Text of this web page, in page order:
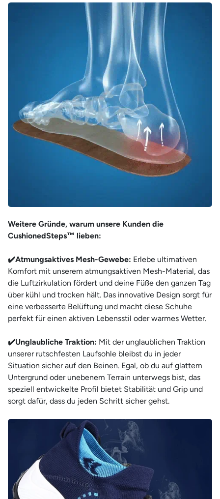
Weitere Gründe, warum unsere Kunden die
CushionedSteps™ lieben:
✔️Atmungsaktives Mesh-Gewebe: Erlebe ultimativen
Komfort mit unserem atmungsaktiven Mesh-Material, das
die Luftzirkulation fördert und deine Füße den ganzen Tag
über kühl und trocken hält. Das innovative Design sorgt für
eine verbesserte Belüftung und macht diese Schuhe
perfekt für einen aktiven Lebensstil oder warmes Wetter.
✔️Unglaubliche Traktion: Mit der unglaublichen Traktion
unserer rutschfesten Laufsohle bleibst du in jeder
Situation sicher auf den Beinen. Egal, ob du auf glattem
Untergrund oder unebenem Terrain unterwegs bist, das
speziell entwickelte Profil bietet Stabilität und Grip und
sorgt dafür, dass du jeden Schritt sicher gehst.